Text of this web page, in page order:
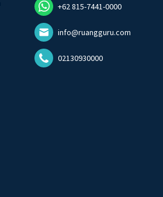
+62 815-7441-0000
info@ruangguru.com
02130930000